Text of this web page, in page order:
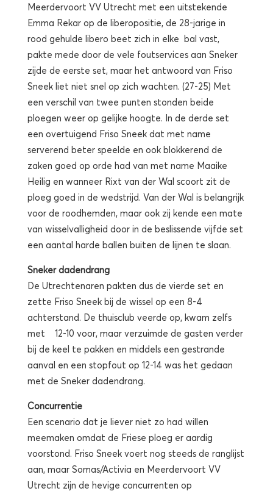
Meerdervoort VV Utrecht met een uitstekende
Emma Rekar op de liberopositie, de 28-jarige in
rood gehulde libero beet zich in elke bal vast,
pakte mede door de vele foutservices aan Sneker
zijde de eerste set, maar het antwoord van Friso
Sneek liet niet snel op zich wachten. (27-25) Met
een verschil van twee punten stonden beide
ploegen weer op gelijke hoogte. In de derde set
een overtuigend Friso Sneek dat met name
serverend beter speelde en ook blokkerend de
zaken goed op orde had van met name Maaike
Heilig en wanneer Rixt van der Wal scoort zit de
ploeg goed in de wedstrijd. Van der Wal is belangrijk
voor de roodhemden, maar ook zij kende een mate
van wisselvalligheid door in de beslissende vijfde set
een aantal harde ballen buiten de lijnen te slaan.
Sneker dadendrang
De Utrechtenaren pakten dus de vierde set en
zette Friso Sneek bij de wissel op een 8-4
achterstand. De thuisclub veerde op, kwam zelfs
met 12-10 voor, maar verzuimde de gasten verder
bij de keel te pakken en middels een gestrande
aanval en een stopfout op 12-14 was het gedaan
met de Sneker dadendrang.
Concurrentie
Een scenario dat je liever niet zo had willen
meemaken omdat de Friese ploeg er aardig
voorstond. Friso Sneek voert nog steeds de ranglijst
aan, maar Somas/Activia en Meerdervoort VV
Utrecht zijn de hevige concurrenten op